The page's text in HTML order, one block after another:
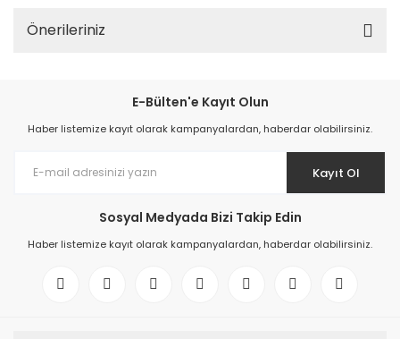
Önerileriniz
E-Bülten'e Kayıt Olun
Haber listemize kayıt olarak kampanyalardan, haberdar olabilirsiniz.
Kayıt Ol
Sosyal Medyada Bizi Takip Edin
Haber listemize kayıt olarak kampanyalardan, haberdar olabilirsiniz.